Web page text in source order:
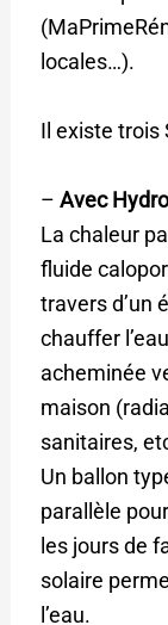
locales…).
Il existe trois
– Avec
La chaleur
fluide
travers d’un
chauffer
acheminée
maison
sanitaires,
Un ballon
parallèle
les jours de
solaire
l’eau.